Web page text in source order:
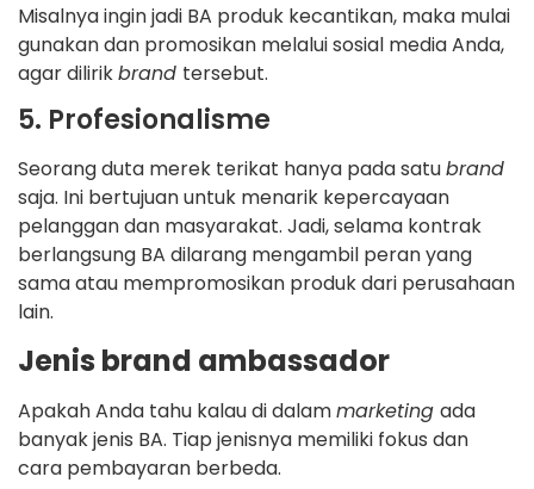
Misalnya ingin jadi BA produk kecantikan, maka mulai
gunakan dan promosikan melalui sosial media Anda,
agar dilirikbrand tersebut.
5. Profesionalisme
Seorang duta merek terikat hanya pada satubrand
saja. Ini bertujuan untuk menarik kepercayaan
pelanggan dan masyarakat. Jadi, selama kontrak
berlangsung BA dilarang mengambil peran yang
sama atau mempromosikan produk dari perusahaan
lain.
Jenis brand ambassador
Apakah Anda tahu kalau di dalammarketing ada
banyak jenis BA. Tiap jenisnya memiliki fokus dan
cara pembayaran berbeda.